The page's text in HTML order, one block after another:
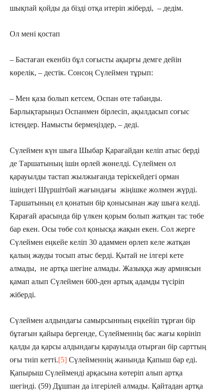
шықпай қойды да бізді отқа итеріп жіберді, – дедім.
Ол мені қостап
– Бастаған екенбіз бұл соғысты ақырғы демге дейін
көрелік, – дестік. Сонсоң Сүлеймен тұрып:
– Мен қаза болып кетсем, Оспан өте табанды.
Барлықтарыңыз Оспанмен бірлесіп, ақылдасып соғыс
істеңдер. Намысты бермеңіздер, – деді.
Сүлеймен күн шыға Шыбар Қарағайдан келіп атыс берді
де Таршатының ішін өрлей жөнелді. Сүлеймен ол
қарауылды тастап жылжығанда теріскейдегі орман
ішіндегі Шүршітбай жағындағы жіңішке жолмен жүрді.
Таршатының ел қонатын бір қонысынан жау шыға келді.
Қарағай арасында бір үлкен қорым болып жатқан тас төбе
бар екен. Осы төбе сол қонысқа жақын екен. Сол жерге
Сүлеймен еңкейе келіп 30 адаммен өрлеп келе жатқан
қалың жауды тосып атыс берді. Қытай не ілгері кете
алмады, не артқа шегіне алмады. Жазыққа жау армиясын
қамап алып Сүлеймен 600-ден артық адамды түсіріп
жіберді.
Сүлеймен алдындағы самырсынның еңкейіп тұрған бір
бұтағын қайыра бергенде, Сүлейменнің бас жағы көрініп
қалды да қарсы алдындағы қарауылда отырған бір сарттың
оғы тиіп кетті.[5] Сүлейменнің жанында Қапыш бар еді.
Қапырыш Сүлейменді арқасына көтеріп алып артқа
шегінді. (59) Дұшпан да ілгерілей алмады. Қайтадан артқа